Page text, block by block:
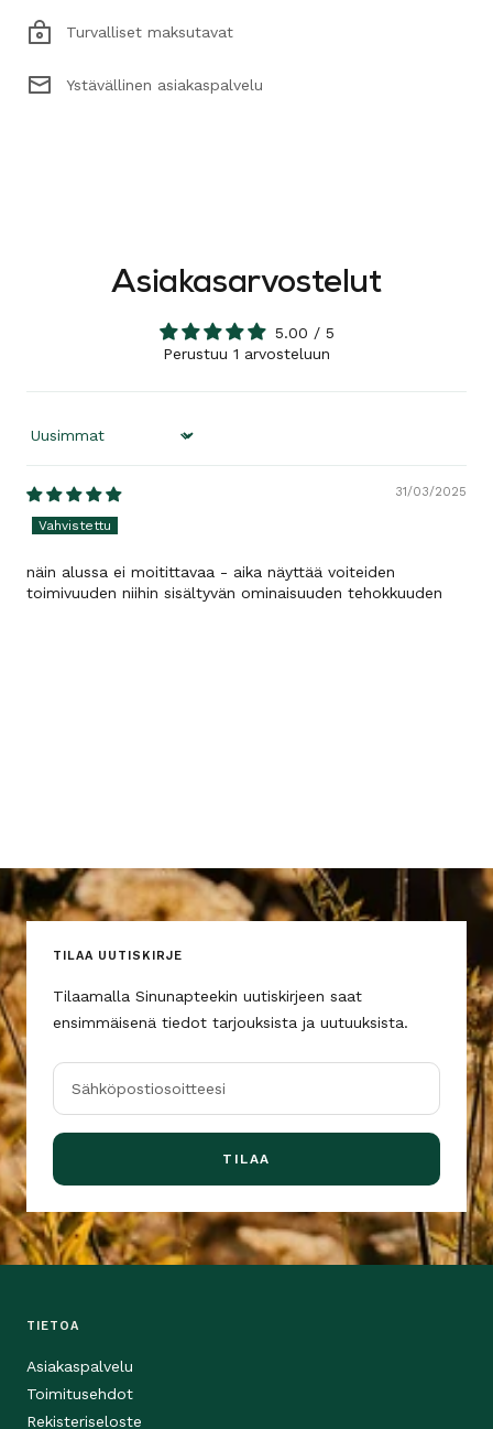
Turvalliset maksutavat
Ystävällinen asiakaspalvelu
Asiakasarvostelut
5.00 / 5
Perustuu 1 arvosteluun
Sort by
31/03/2025
näin alussa ei moitittavaa - aika näyttää voiteiden
toimivuuden niihin sisältyvän ominaisuuden tehokkuuden
TILAA UUTISKIRJE
Tilaamalla Sinunapteekin uutiskirjeen saat
ensimmäisenä tiedot tarjouksista ja uutuuksista.
Sähköpostiosoitteesi
TILAA
TIETOA
Asiakaspalvelu
Toimitusehdot
Rekisteriseloste